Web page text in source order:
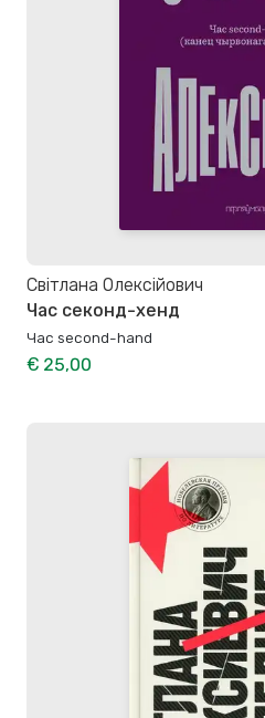
Світлана Олексійович
Час секонд-хенд
Час second-hand
€ 25,00